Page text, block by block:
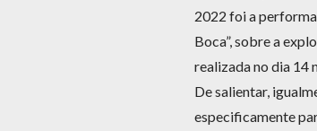
2022 foi a
Boca”, sobre a
realizada no dia 14
De salientar,
especificamente